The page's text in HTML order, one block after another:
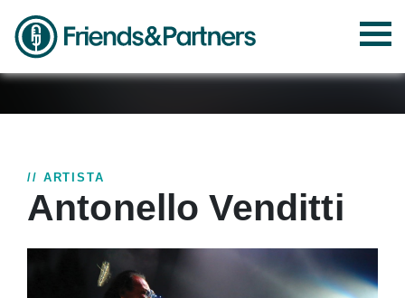
// ARTISTA
Antonello Venditti